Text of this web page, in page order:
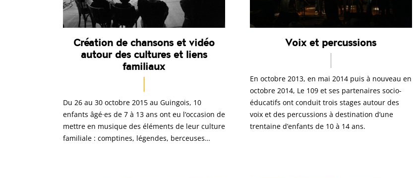
Création de chansons et vidéo
autour des cultures et liens
familiaux
Du 26 au 30 octobre 2015 au Guingois, 10
enfants âgé·es de 7 à 13 ans ont eu l’occasion de
mettre en musique des éléments de leur culture
familiale : comptines, légendes, berceuses…
Voix et percussions
En octobre 2013, en mai 2014 puis à nouveau en
octobre 2014, Le 109 et ses partenaires socio-
éducatifs ont conduit trois stages autour des
voix et des percussions à destination d’une
trentaine d’enfants de 10 à 14 ans.